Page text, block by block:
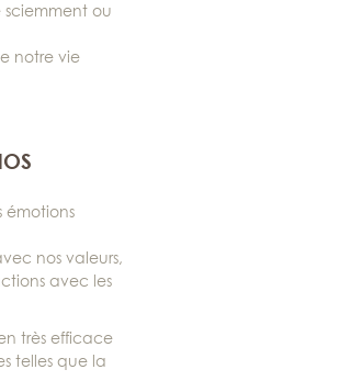
ou
notre vie
émotions
nos valeurs,
avec les
très efficace
telles que la